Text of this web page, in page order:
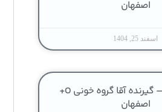
اصفهان
اسفند 25, 1404
آگهی عادی — گیرنده آقا گروه خونی O+
اصفهان